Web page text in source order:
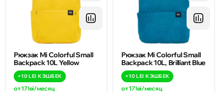
Рюкзак Mi Colorful Small
Backpack 10L Yellow
+10 LEI КЭШБЕК
от 17 lei/месяц
Рюкзак Mi Colorful Small
Backpack 10L, Brilliant Blue
+10 LEI КЭШБЕК
от 17 lei/месяц